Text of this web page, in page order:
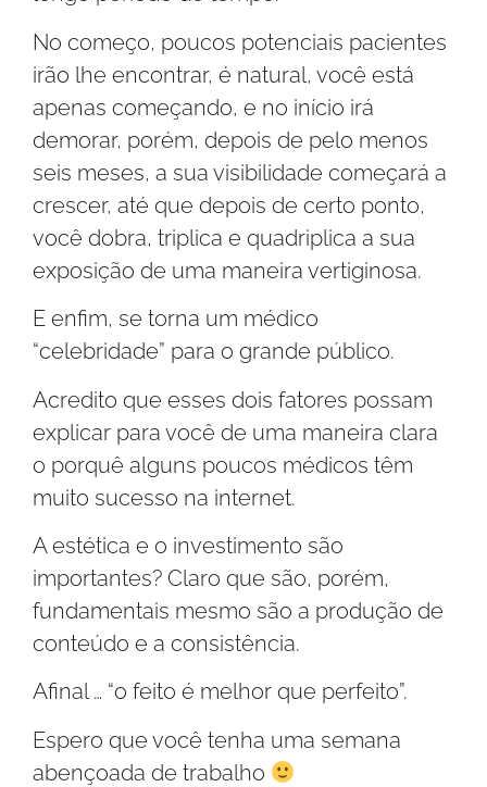
No começo, poucos potenciais pacientes
irão lhe encontrar, é natural, você está
apenas começando, e no início irá
demorar, porém, depois de pelo menos
seis meses, a sua visibilidade começará a
crescer, até que depois de certo ponto,
você dobra, triplica e quadriplica a sua
exposição de uma maneira vertiginosa.
E enfim, se torna um médico
“celebridade” para o grande público.
Acredito que esses dois fatores possam
explicar para você de uma maneira clara
o porquê alguns poucos médicos têm
muito sucesso na internet.
A estética e o investimento são
importantes? Claro que são, porém,
fundamentais mesmo são a produção de
conteúdo e a consistência.
Afinal … “o feito é melhor que perfeito”.
Espero que você tenha uma semana
abençoada de trabalho